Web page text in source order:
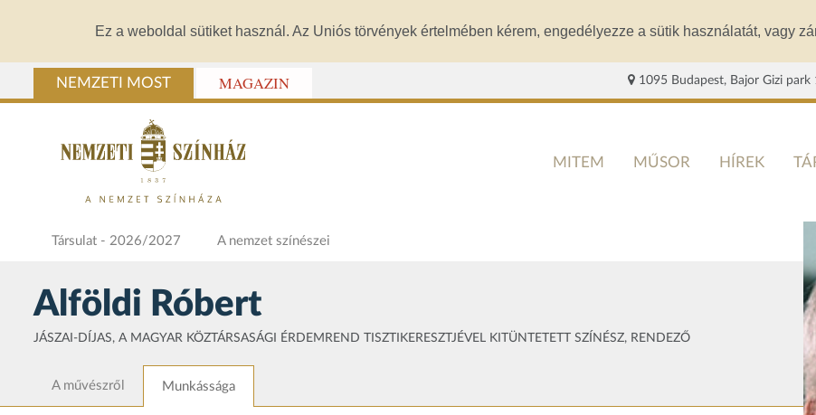
Ez a weboldal sütiket használ. Az Uniós törvények értelmében kérem, engedélyezze a sütik használatát, vagy
NEMZETI MOST MAGAZIN 1095 Budapest, Bajor Gizi park
MITEM MŰSOR HÍREK
Társulat - 2026/2027 A nemzet színészei
Alföldi Róbert
JÁSZAI-DÍJAS, A MAGYAR KÖZTÁRSASÁGI ÉRDEMREND TISZTIKERESZTJÉVEL KITÜNTETETT SZÍNÉSZ, RENDEZŐ
A művészről Munkássága